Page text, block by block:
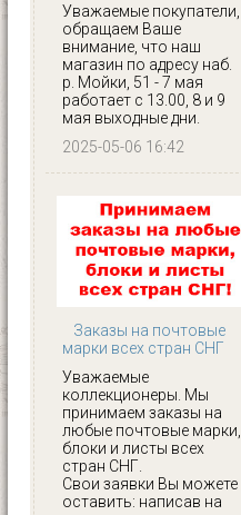
Уважаемые покупатели,
обращаем Ваше
внимание, что наш
магазин по адресу наб.
р. Мойки, 51 - 7 мая
работает с 13.00, 8 и 9
мая выходные дни.
2025-05-06 16:42
Заказы на почтовые
марки всех стран СНГ
Уважаемые
коллекционеры. Мы
принимаем заказы на
любые почтовые марки,
блоки и листы всех
стран СНГ.
Свои заявки Вы можете
оставить: написав на